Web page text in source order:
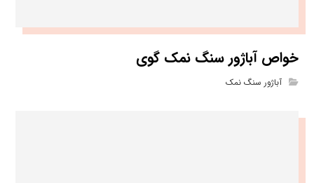
خواص آباژور سنگ نمک گوی
آباژور سنگ نمک